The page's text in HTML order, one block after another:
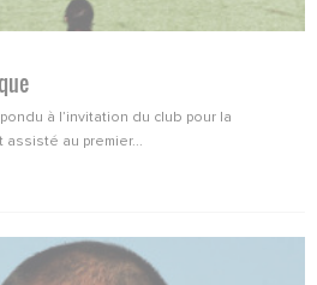
à l’invitation du club pour la
au premier...